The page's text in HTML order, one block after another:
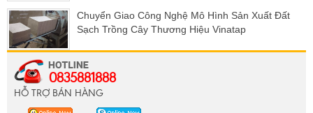
Chuyển Giao Công Nghệ Mô Hình Sản Xuất Đất
Sạch Trồng Cây Thương Hiệu Vinatap
0835881888
HỖ TRỢ BÁN HÀNG